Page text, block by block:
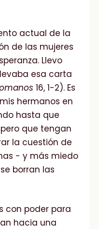
actual de la
de las mujeres
Llevo
esa carta
16, 1-2). Es
hermanos en
hasta que
que tengan
la cuestión de
- y más miedo
borran las
con poder para
hacia una